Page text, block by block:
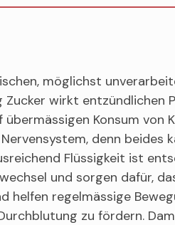
möglichst
wirkt entzündlichen
Konsum von
denn beides
Flüssigkeit ist
und sorgen dafür,
helfen regelmässige
zu fördern.